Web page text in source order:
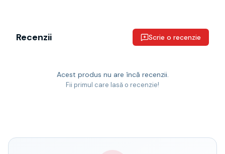
Recenzii Scrie o recenzie
Acest produs nu are încă recenzii.
Fii primul care lasă o recenzie!